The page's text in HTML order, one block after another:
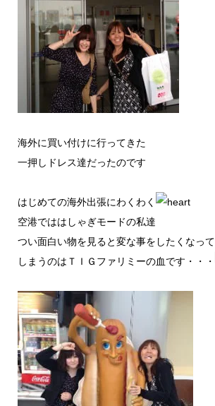
海外に買い付けに行ってきた
一押しドレス達だったのです
はじめての海外出張にわくわく
空港でははしゃぎモードの私達
つい面白い物を見ると変な事をしたくなって
しまうのはＴＩＧファリミーの血です・・・